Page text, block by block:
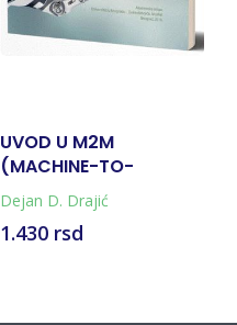
UVOD U M2M
(MACHINE-TO-
MACHINE)
KOMUNIKACIJE
Dejan D. Drajić
1.430 rsd